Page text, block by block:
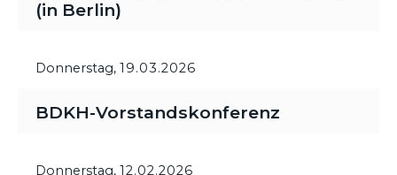
(in Berlin)
Donnerstag, 19.03.2026
BDKH-Vorstandskonferenz
Donnerstag, 12.02.2026